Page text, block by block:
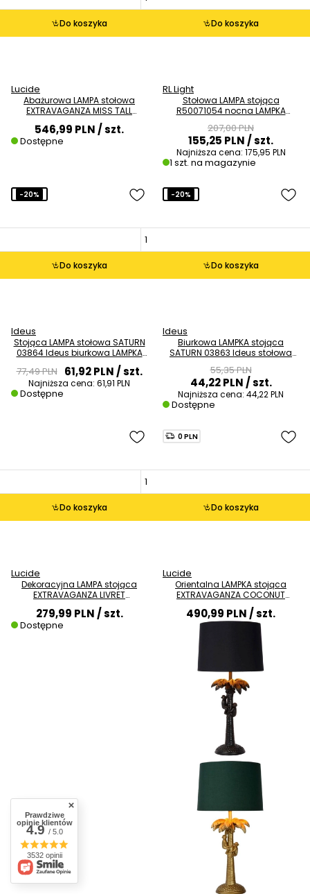
Do koszyka
Lucide
Abażurowa LAMPA stołowa
EXTRAVAGANZA MISS TALL
10506/81/02 Lucide stojąca
LAMPKA żyrafa cętki złote
brązowe
546,99 PLN/ szt.
Dostępne
Do koszyka
RL Light
Stołowa LAMPA stojąca
R50071054 nocna LAMPKA
przydymiona
207,00 PLN
155,25 PLN/ szt.
Najniższa cena: 175,95 PLN
1 szt. na magazynie
Do koszyka
-20%
Ideus
Stojąca LAMPA stołowa SATURN
03864 Ideus biurkowa LAMPKA
okrągła LED 10W 4000K z
głośnikiem bluetooth biała
szara
77,49 PLN 61,92 PLN/ szt.
Najniższa cena: 61,91 PLN
Dostępne
Do koszyka
-20%
Ideus
Biurkowa LAMPKA stojąca
SATURN 03863 Ideus stołowa
przewodem USB-C czarna
55,35 PLN
44,22 PLN/ szt.
Najniższa cena: 44,22 PLN
Dostępne
Do koszyka
Lucide
Dekoracyjna LAMPA stojąca
EXTRAVAGANZA LIVRET
78596/01/30 Lucide metalowa
LAMPKA biurkowa książka czarna
279,99 PLN/ szt.
Dostępne
Do koszyka
0 PLN
Lucide
Orientalna LAMPKA stojąca
EXTRAVAGANZA COCONUT
10505/81/30 Lucide
dekoracyjna LAMPA biurkowa
abażurowa małpki czarne
490,99 PLN/ szt.
Prawdziwe
opinie klientów
4.9/ 5.0
3532 opinii